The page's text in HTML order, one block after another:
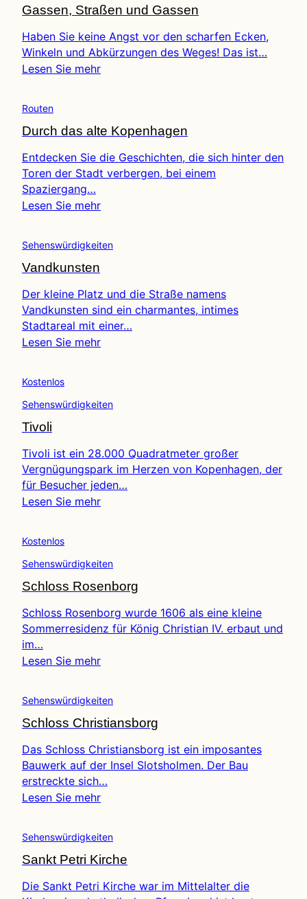
Gassen, Straßen und Gassen
Haben Sie keine Angst vor den scharfen Ecken,
Winkeln und Abkürzungen des Weges! Das ist…
Lesen Sie mehr
Routen
Durch das alte Kopenhagen
Entdecken Sie die Geschichten, die sich hinter den
Toren der Stadt verbergen, bei einem
Spaziergang…
Lesen Sie mehr
Sehenswürdigkeiten
Vandkunsten
Der kleine Platz und die Straße namens
Vandkunsten sind ein charmantes, intimes
Stadtareal mit einer…
Lesen Sie mehr
Kostenlos
Sehenswürdigkeiten
Tivoli
Tivoli ist ein 28.000 Quadratmeter großer
Vergnügungspark im Herzen von Kopenhagen, der
für Besucher jeden…
Lesen Sie mehr
Kostenlos
Sehenswürdigkeiten
Schloss Rosenborg
Schloss Rosenborg wurde 1606 als eine kleine
Sommerresidenz für König Christian IV. erbaut und
im…
Lesen Sie mehr
Sehenswürdigkeiten
Schloss Christiansborg
Das Schloss Christiansborg ist ein imposantes
Bauwerk auf der Insel Slotsholmen. Der Bau
erstreckte sich…
Lesen Sie mehr
Sehenswürdigkeiten
Sankt Petri Kirche
Die Sankt Petri Kirche war im Mittelalter die